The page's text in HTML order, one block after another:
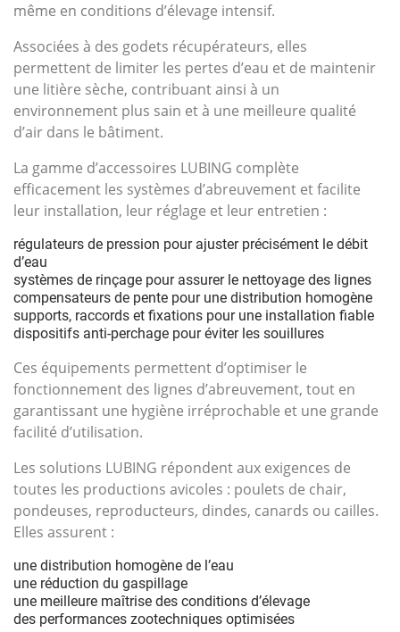
même en conditions d’élevage intensif.
Associées à des godets récupérateurs, elles
permettent de limiter les pertes d’eau et de maintenir
une litière sèche, contribuant ainsi à un
environnement plus sain et à une meilleure qualité
d’air dans le bâtiment.
La gamme d’accessoires LUBING complète
efficacement les systèmes d’abreuvement et facilite
leur installation, leur réglage et leur entretien :
régulateurs de pression pour ajuster précisément le débit
d’eau
systèmes de rinçage pour assurer le nettoyage des lignes
compensateurs de pente pour une distribution homogène
supports, raccords et fixations pour une installation fiable
dispositifs anti-perchage pour éviter les souillures
Ces équipements permettent d’optimiser le
fonctionnement des lignes d’abreuvement, tout en
garantissant une hygiène irréprochable et une grande
facilité d’utilisation.
Les solutions LUBING répondent aux exigences de
toutes les productions avicoles : poulets de chair,
pondeuses, reproducteurs, dindes, canards ou cailles.
Elles assurent :
une distribution homogène de l’eau
une réduction du gaspillage
une meilleure maîtrise des conditions d’élevage
des performances zootechniques optimisées